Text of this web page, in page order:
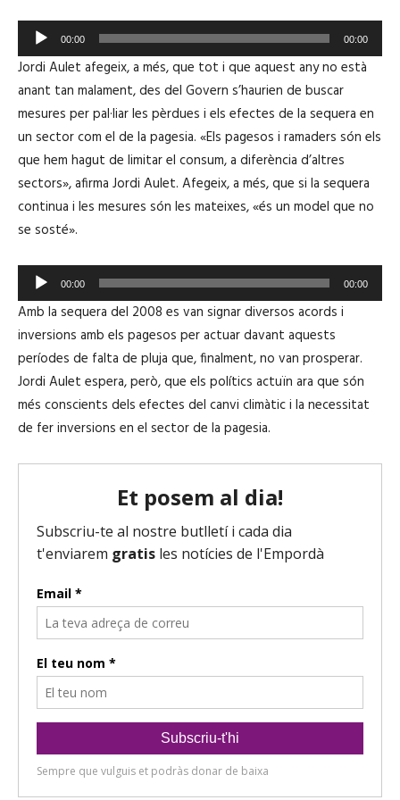
e
p
r
o
d
u
c
t
o
r
'
à
u
d
i
o
00:00 00:00
Jordi Aulet afegeix, a més, que tot i que aquest any no està
anant tan malament, des del Govern s’haurien de buscar
mesures per pal·liar les pèrdues i els efectes de la sequera en
un sector com el de la pagesia. «Els pagesos i ramaders són els
que hem hagut de limitar el consum, a diferència d’altres
sectors», afirma Jordi Aulet. Afegeix, a més, que si la sequera
continua i les mesures són les mateixes, «és un model que no
se sosté».
e
p
r
o
d
u
c
t
00:00 00:00
Amb la sequera del 2008 es van signar diversos acords i
inversions amb els pagesos per actuar davant aquests
períodes de falta de pluja que, finalment, no van prosperar.
Jordi Aulet espera, però, que els polítics actuïn ara que són
més conscients dels efectes del canvi climàtic i la necessitat
de fer inversions en el sector de la pagesia.